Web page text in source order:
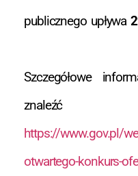
publicznego upływa
Szczegółowe
znaleźć
https://www.gov.pl/
otwartego-konkurs-